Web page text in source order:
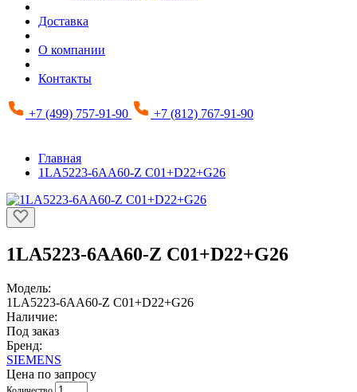
Доставка
О компании
Контакты
+7 (499) 757-91-90 +7 (812) 767-91-90
Главная
1LA5223-6AA60-Z C01+D22+G26
1LA5223-6AA60-Z C01+D22+G26
Модель:
1LA5223-6AA60-Z C01+D22+G26
Наличие:
Под заказ
Бренд:
SIEMENS
Цена по запросу